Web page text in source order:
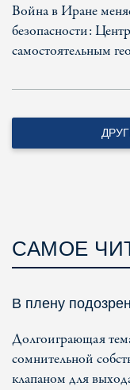
Война в Иране
безопасности:
самостоятельным
САМОЕ
В плену
Долгоиграющая
сомнительной
клапаном для